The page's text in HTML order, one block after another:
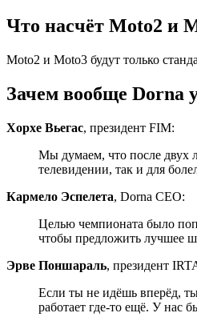
Что насчёт Moto2 и
Moto2 и Moto3 будут только
Зачем вообще Dorna
Хорхе Вьегас, президент FIM:
Мы думаем, что после двух
телевидении, так и для
Кармело Эспелета, Dorna CEO:
Целью чемпионата было
чтобы предложить лучшее
Эрве Поншараль, президент
Если ты не идёшь вперёд,
работает где-то ещё. У нас